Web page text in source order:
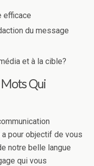
efficace
du message
et à la cible?
Mots Qui
pour objectif de vous
notre belle langue
qui vous